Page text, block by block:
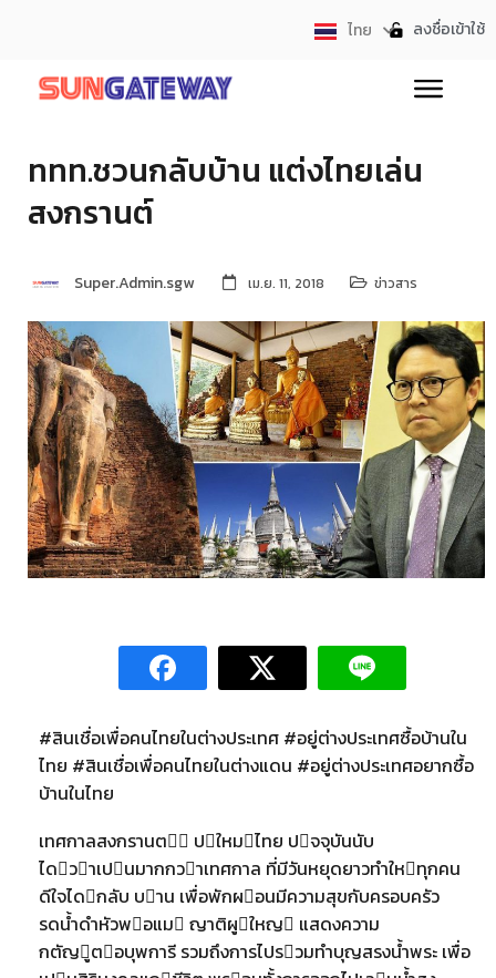
ไทย
English ลงชื่อเข้าใช้
ททท.ชวนกลับบ้าน แต่งไทยเล่น
สงกรานต์
Super.Admin.sgw เม.ย. 11, 2018 ข่าวสาร
#สินเชื่อเพื่อคนไทยในต่างประเทศ #อยู่ต่างประเทศซื้อบ้านใน
ไทย #สินเชื่อเพื่อคนไทยในต่างแดน #อยู่ต่างประเทศอยากซื้อ
บ้านในไทย
เทศกาลสงกรานต ปใหมไทย ปจจุบันนับ
ไดวาเปนมากกวาเทศกาล ที่มีวันหยุดยาวทําใหทุกคน
ดีใจไดกลับ บาน เพื่อพักผอนมีความสุขกับครอบครัว
รดนํ้าดําหัวพอแม ญาติผูใหญ แสดงความ
กตัญูตอบุพการี รวมถึงการไปรวมทําบุญสรงนํ้าพระ เพื่อ